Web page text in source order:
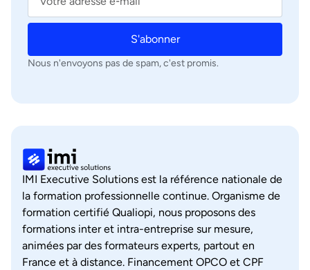
S'abonner
Nous n'envoyons pas de spam, c'est promis.
IMI Executive Solutions est la référence nationale de
la formation professionnelle continue. Organisme de
formation certifié Qualiopi, nous proposons des
formations inter et intra-entreprise sur mesure,
animées par des formateurs experts, partout en
France et à distance. Financement OPCO et CPF